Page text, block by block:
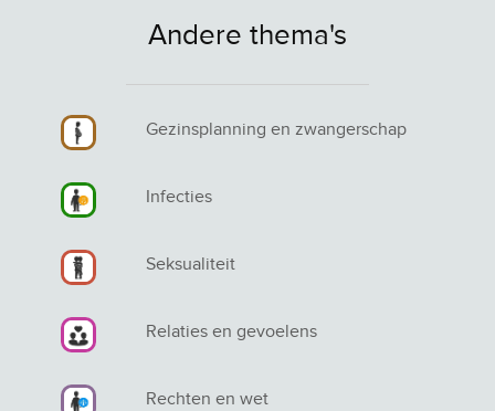
Andere thema's
Gezinsplanning en zwangerschap
Infecties
Seksualiteit
Relaties en gevoelens
Rechten en wet